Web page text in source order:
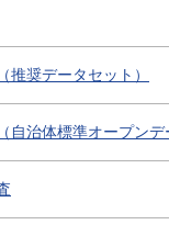
推奨データセット）
自治体標準オープンデ